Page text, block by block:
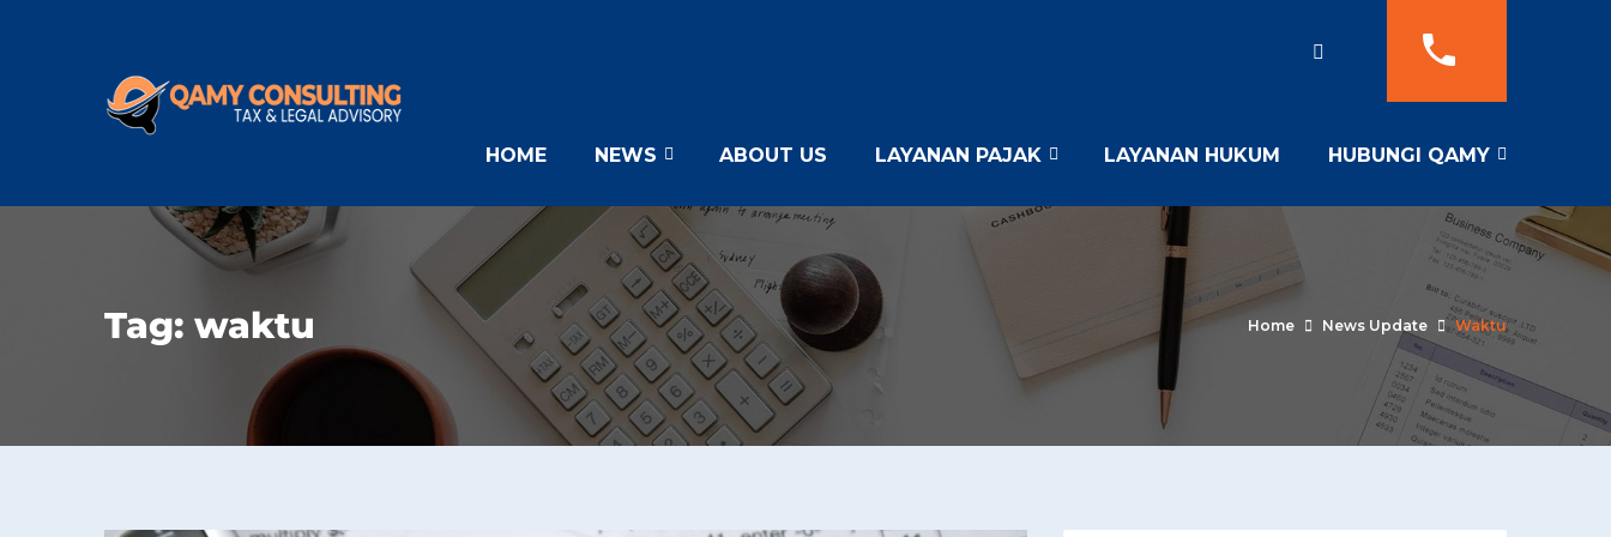
HOME NEWS ABOUT US LAYANAN PAJAK LAYANAN HUKUM HUBUNGI QAMY
Tag: waktu Home News Update Waktu